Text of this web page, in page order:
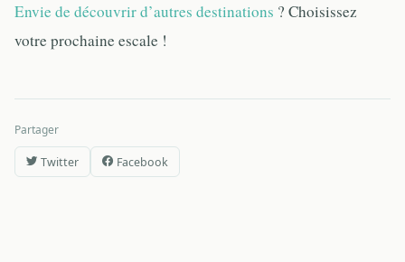
Envie de découvrir d’autres destinations ? Choisissez
votre prochaine escale !
Partager
Twitter Facebook